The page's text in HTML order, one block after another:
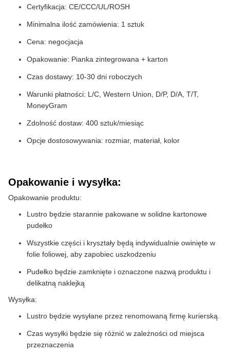
Certyfikacja: CE/CCC/UL/ROSH
Minimalna ilość zamówienia: 1 sztuk
Cena: negocjacja
Opakowanie: Pianka zintegrowana + karton
Czas dostawy: 10-30 dni roboczych
Warunki płatności: L/C, Western Union, D/P, D/A, T/T,
MoneyGram
Zdolność dostaw: 400 sztuk/miesiąc
Opcje dostosowywania: rozmiar, materiał, kolor
Opakowanie i wysyłka:
Opakowanie produktu:
Lustro będzie starannie pakowane w solidne kartonowe
pudełko
Wszystkie części i kryształy będą indywidualnie owinięte w
folie foliowej, aby zapobiec uszkodzeniu
Pudełko będzie zamknięte i oznaczone nazwą produktu i
delikatną naklejką
Wysyłka:
Lustro będzie wysyłane przez renomowaną firmę kurierską.
Czas wysyłki będzie się różnić w zależności od miejsca
przeznaczenia